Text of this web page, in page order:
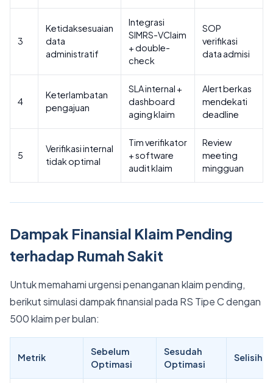
3
Ketidaksesuaian
data
administratif
Integrasi
SIMRS-VClaim
+ double-
check
SOP
verifikasi
data admisi
4
Keterlambatan
pengajuan
SLA internal +
dashboard
aging klaim
Alert berkas
mendekati
deadline
5
Verifikasi internal
tidak optimal
Tim verifikator
+ software
audit klaim
Review
meeting
mingguan
Dampak Finansial Klaim Pending
terhadap Rumah Sakit
Untuk memahami urgensi penanganan klaim pending,
berikut simulasi dampak finansial pada RS Tipe C dengan
500 klaim per bulan:
Metrik
Sebelum
Optimasi
Sesudah
Optimasi
Selisih